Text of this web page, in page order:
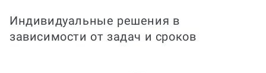
Индивидуальные решения в
зависимости от задач и сроков
объяснения к
результатам и оформим
по требованиям.